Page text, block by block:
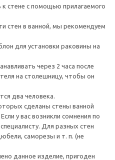
стене с помощью прилагаемого
стен в ванной, мы рекомендуем
для установки раковины на
через 2 часа после
на столешницу, чтобы он
два человека.
сделаны стены ванной
у вас возникли сомнения по
Для разных стен
саморезы и т. п. (не
данное изделие, пригоден